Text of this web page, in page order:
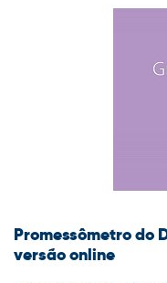
Promessômetro do
versão online